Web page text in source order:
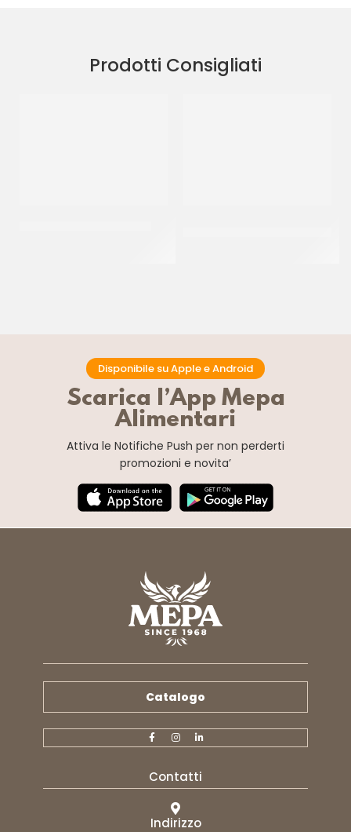
Prodotti Consigliati
Disponibile su Apple e Android
Scarica l’App Mepa
Alimentari
Attiva le Notifiche Push per non perderti
promozioni e novita’
Catalogo
Contatti
Indirizzo